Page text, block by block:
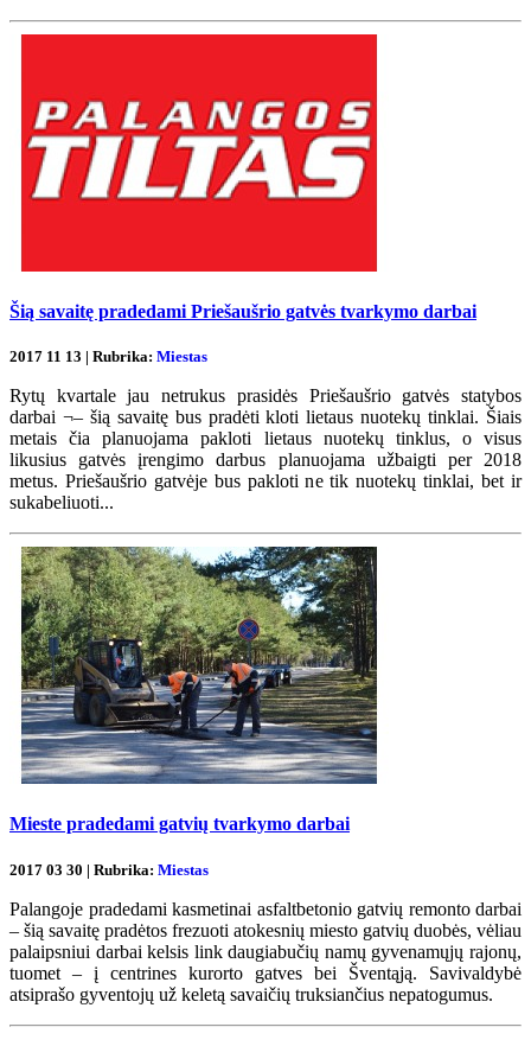
Šią savaitę pradedami Priešaušrio gatvės tvarkymo darbai
2017 11 13 | Rubrika: Miestas
Rytų kvartale jau netrukus prasidės Priešaušrio gatvės statybos
darbai ¬– šią savaitę bus pradėti kloti lietaus nuotekų tinklai. Šiais
metais čia planuojama pakloti lietaus nuotekų tinklus, o visus
likusius gatvės įrengimo darbus planuojama užbaigti per 2018
metus. Priešaušrio gatvėje bus pakloti ne tik nuotekų tinklai, bet ir
sukabeliuoti...
Mieste pradedami gatvių tvarkymo darbai
2017 03 30 | Rubrika: Miestas
Palangoje pradedami kasmetinai asfaltbetonio gatvių remonto darbai
– šią savaitę pradėtos frezuoti atokesnių miesto gatvių duobės, vėliau
palaipsniui darbai kelsis link daugiabučių namų gyvenamųjų rajonų,
tuomet – į centrines kurorto gatves bei Šventąją. Savivaldybė
atsiprašo gyventojų už keletą savaičių truksiančius nepatogumus.